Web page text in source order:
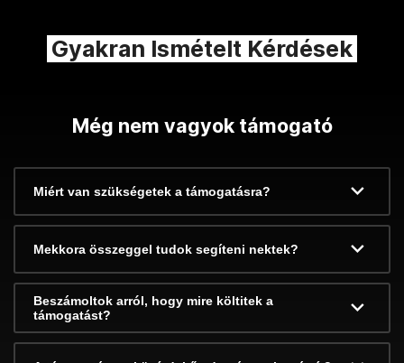
Gyakran Ismételt Kérdések
Még nem vagyok támogató
Miért van szükségetek a támogatásra?
Mekkora összeggel tudok segíteni nektek?
Beszámoltok arról, hogy mire költitek a
támogatást?